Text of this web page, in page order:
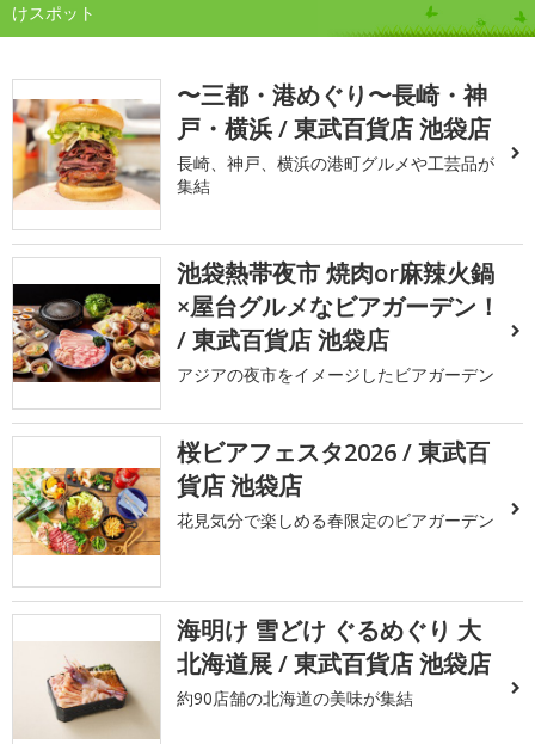
けスポット
〜三都・港めぐり〜長崎・神
戸・横浜 / 東武百貨店 池袋店
長崎、神戸、横浜の港町グルメや工芸品が
集結
池袋熱帯夜市 焼肉or麻辣火鍋
×屋台グルメなビアガーデン！
/ 東武百貨店 池袋店
アジアの夜市をイメージしたビアガーデン
桜ビアフェスタ2026 / 東武百
貨店 池袋店
花見気分で楽しめる春限定のビアガーデン
海明け 雪どけ ぐるめぐり 大
北海道展 / 東武百貨店 池袋店
約90店舗の北海道の美味が集結